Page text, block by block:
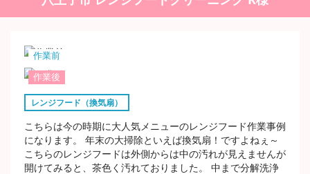
作業前
作業後
レンジフード（換気扇）
こちらは今の時期に大人気メニューのレンジフード作業事例
になります。 年末の大掃除といえば換気扇！ですよねぇ～
こちらのレンジフードは外側からは中の汚れが見えませんが
開けてみると、茶色く汚れておりました。 中まで分解洗浄